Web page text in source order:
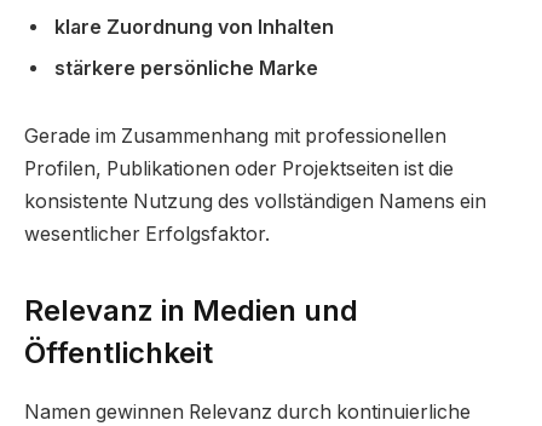
klare Zuordnung von Inhalten
stärkere persönliche Marke
Gerade im Zusammenhang mit professionellen
Profilen, Publikationen oder Projektseiten ist die
konsistente Nutzung des vollständigen Namens ein
wesentlicher Erfolgsfaktor.
Relevanz in Medien und
Öffentlichkeit
Namen gewinnen Relevanz durch kontinuierliche